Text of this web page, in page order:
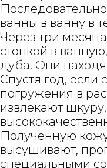
ванны в ванну в
Через три
стопкой в
дуба. Они
Спустя год, если
погружения в
извлекают
Полученную
высушивают,
специальными